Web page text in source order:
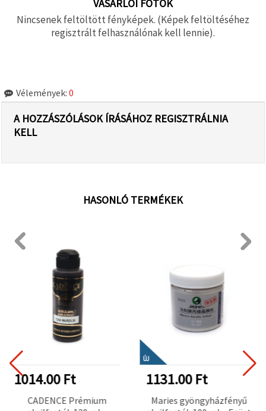
VÁSÁRLÓI FOTÓK
Nincsenek feltöltött fényképek. (Képek feltöltéséhez
regisztrált felhasználónak kell lennie).
Vélemények: 0
A HOZZÁSZÓLÁSOK ÍRÁSÁHOZ REGISZTRÁLNIA
KELL
HASONLÓ TERMÉKEK
1014.00 Ft
CADENCE Prémium
ÚJ
1131.00 Ft
Maries gyöngyházfényű